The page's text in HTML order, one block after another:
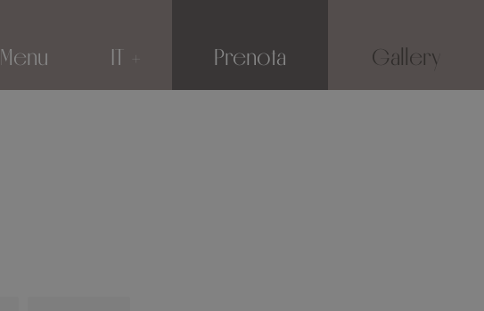
Menu IT Prenota Gallery